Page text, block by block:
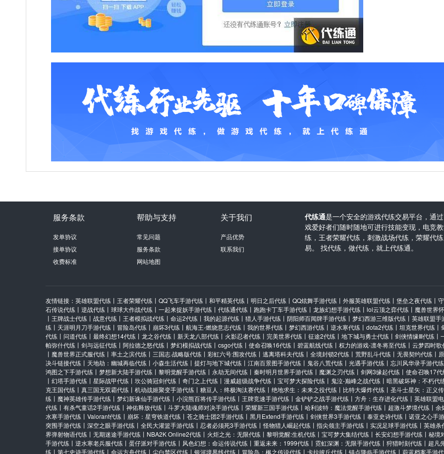
服务条款
发单协议
接单协议
收费标准
帮助与支持
常见问题
服务条款
网站地图
关于我们
产品优势
联系我们
代练通是一个安全的游戏代练交易平台，通
戏爱好者们随时随地可进行技能变现，电竞
练，王者荣耀代练，刺激战场代练，荣耀代
易。 找代练，做代练，就上代练通。
友情链接： 英雄联盟代练 丨 王者荣耀代练 丨 QQ飞车手游代练 丨 和平精英代练 丨 明日之后代练 丨 QQ炫舞手游代练 丨 外服英雄联盟代练 丨 堡垒之夜代练 丨
石传说代练 丨 逆战代练 丨 球球大作战代练 丨 一起来捉妖手游代练 丨 代练通代练 丨 跑跑卡丁车手游代练 丨 龙族幻想手游代练 丨 lol云顶之弈代练 丨 魔兽世界
丨 王牌战士代练 丨 战意代练 丨 王者模拟战代练 丨 命运2代练 丨 我的起源代练 丨 猎人手游代练 丨 阴阳师百闻牌手游代练 丨 梦幻西游三维版代练 丨 英雄联盟手
练 丨 天涯明月刀手游代练 丨 冒险岛代练 丨 崩坏3代练 丨 航海王-燃烧意志代练 丨 我的世界代练 丨 梦幻西游代练 丨 逆水寒代练 丨 dota2代练 丨 坦克世界代练 丨
代练 丨 问道代练 丨 最终幻想14代练 丨 龙之谷代练 丨 新天龙八部代练 丨 火影忍者代练 丨 完美世界代练 丨 征途2代练 丨 地下城与勇士代练 丨 剑侠情缘Ⅲ代练 丨
帕弥什代练 丨 剑与远征代练 丨 阿拉德之怒代练 丨 梦幻模拟战代练 丨 csgo代练 丨 使命召唤16代练 丨 碧蓝航线代练 丨 权力的游戏-凛冬将至代练 丨 云梦四时歌
丨 魔兽世界正式服代练 丨 率土之滨代练 丨 三国志·战略版代练 丨 彩虹六号:围攻代练 丨 逃离塔科夫代练 丨 全境封锁2代练 丨 荒野乱斗代练 丨 无畏契约代练 丨
决斗链接代练 丨 天地劫：幽城再临代练 丨 小森生活代练 丨 提灯与地下城代练 丨 江南百景图手游代练 丨 鬼谷八荒代练 丨 光遇手游代练 丨 忘川风华录手游代练
鸿图之下手游代练 丨 梦想新大陆手游代练 丨 黎明觉醒手游代练 丨 永劫无间代练 丨 秦时明月世界手游代练 丨 魔渊之刃代练 丨 剑网3缘起代练 丨 使命召唤17代
丨 幻塔手游代练 丨 星际战甲代练 丨 坎公骑冠剑代练 丨 奇门之上代练 丨 漫威超级战争代练 丨 宝可梦大探险代练 丨 鬼泣-巅峰之战代练 丨 暗黑破坏神：不朽代
克王国代练 丨 真三国无双霸代练 丨 机动战姬聚变手游代练 丨 糖豆人：终极淘汰赛代练 丨 绝地求生：未来之役代练 丨 比特大爆炸代练 丨 圣斗士星矢：正义
练 丨 魔神英雄传手游代练 丨 梦幻新诛仙手游代练 丨 小浣熊百将传手游代练 丨 王牌竞速手游代练 丨 金铲铲之战手游代练 丨 方舟：生存进化代练 丨 英雄联盟
代练 丨 有杀气童话2手游代练 丨 神佑释放代练 丨 斗罗大陆魂师对决手游代练 丨 荣耀新三国手游代练 丨 哈利波特：魔法觉醒手游代练 丨 超激斗梦境代练 丨 余
水寒手游代练 丨 Valorant代练 丨 崩坏：星穹铁道代练 丨 苍之骑士团2手游代练 丨 黑月Extend手游代练 丨 剑侠世界3手游代练 丨 泰亚史诗代练 丨 诺亚之心手
突围手游代练 丨 深空之眼手游代练 丨 全民大灌篮手游代练 丨 忍者必须死3手游代练 丨怪物猎人崛起代练 丨 指尖领主手游代练 丨 实况足球手游代练 丨 英雄杀
界弹射物语代练 丨 无期迷途手游代练 丨 NBA2K Online2代练 丨 火炬之光：无限代练 丨 黎明觉醒:生机代练 丨 宝可梦大集结代练 丨 长安幻想手游代练 丨 秘境
手游代练 丨 逆水寒老兵服代练 丨 蛋仔派对手游代练 丨 风色幻想：命运传说代练 丨 重返未来：1999代练 丨 霓虹深渊：无限手游代练 丨 狩猎时刻代练 丨 超凡
练 丨 第七史诗手游代练 丨 命运方舟代练 丨 尘白禁区代练 丨 银河境界线代练 丨 冒险岛：枫之传说代练 丨 卡拉彼丘代练 丨 锚点降临手游代练 丨 蔚蓝档案手游